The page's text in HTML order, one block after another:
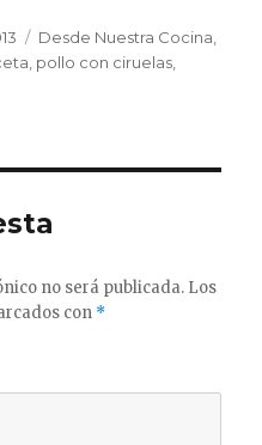
Categorías
Desde Nuestra Cocina,
, pollo con ciruelas,
no será publicada. Los
con *